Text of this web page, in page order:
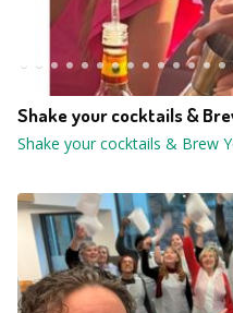
Shake your cocktails &
Shake your cocktails & Brew